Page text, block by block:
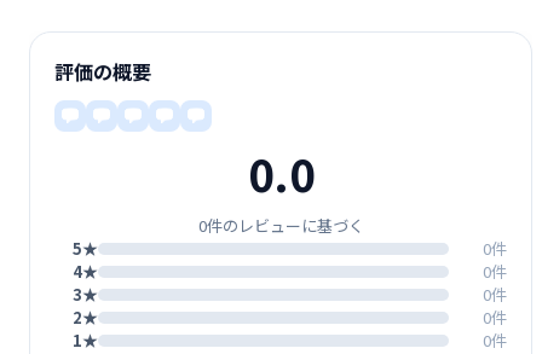
評価の概要
0.0
0件のレビューに基づく
5★
0件
4★
0件
3★
0件
2★
0件
1★
0件